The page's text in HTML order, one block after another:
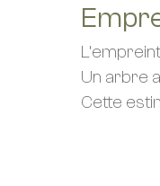
Un arbre
Cette